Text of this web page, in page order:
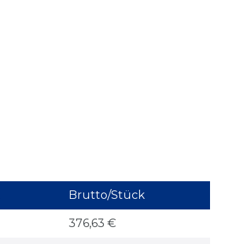
Brutto/Stück
376,63 €